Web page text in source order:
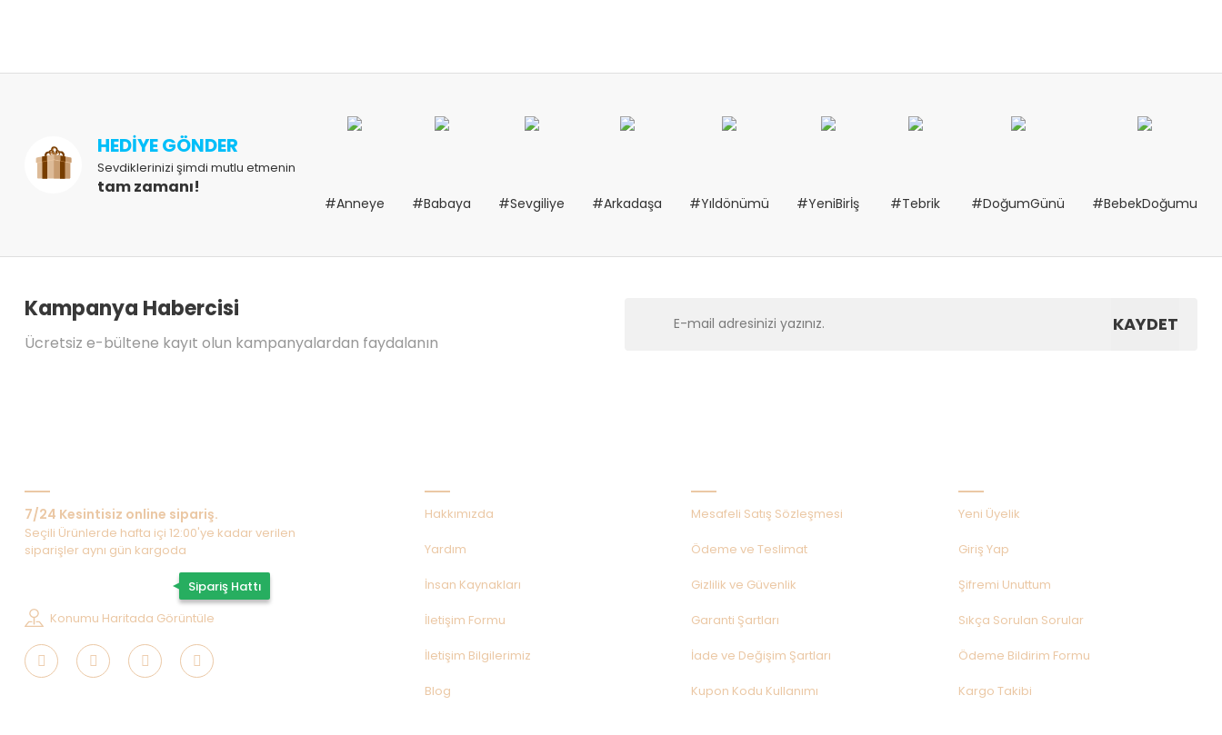
HEDİYE GÖNDER
Sevdiklerinizi şimdi mutlu etmenin
tam zamanı!
#Anneye #Babaya #Sevgiliye #Arkadaşa #Yıldönümü #YeniBirİş #Tebrik #DoğumGünü #BebekDoğumu
Kampanya Habercisi
Ücretsiz e-bültene kayıt olun kampanyalardan faydalanın
KAYDET
7/24 Kesintisiz online sipariş.
Seçili Ürünlerde hafta içi 12:00'ye kadar verilen
siparişler aynı gün kargoda
Sipariş Hattı
Konumu Haritada Görüntüle
Hakkımızda
Yardım
İnsan Kaynakları
İletişim Formu
İletişim Bilgilerimiz
Blog
Mesafeli Satış Sözleşmesi
Ödeme ve Teslimat
Gizlilik ve Güvenlik
Garanti Şartları
İade ve Değişim Şartları
Kupon Kodu Kullanımı
Yeni Üyelik
Giriş Yap
Şifremi Unuttum
Sıkça Sorulan Sorular
Ödeme Bildirim Formu
Kargo Takibi